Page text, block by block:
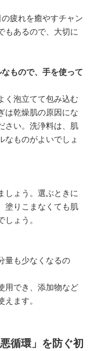
疲れを癒やすチャン
もあるので、大切に
もので、手を使って
く泡立てて包み込む
は乾燥肌の原因にな
さい。洗浄料は、肌
なものがよいでしょ
しょう。選ぶときに
塗りこまなくても肌
ょう。
量も少なくなるの
用でき、添加物など
ます。
循環」を防ぐ初